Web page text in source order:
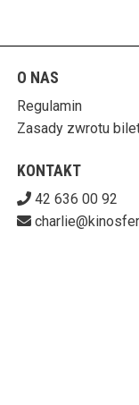
O NAS
Regulamin
Zasady zwrotu
KONTAKT
42 636 00 92